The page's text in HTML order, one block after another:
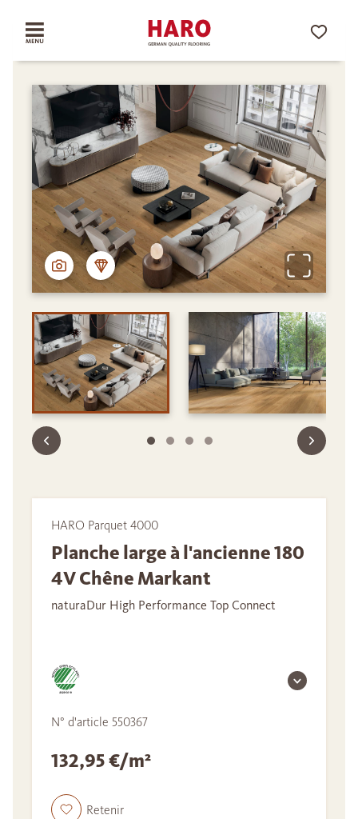
HARO Parquet 4000
Planche large à l'ancienne 180
4V Chêne Markant
naturaDur High Performance Top Connect
N° d'article 550367
132,95 €/m²
Retenir